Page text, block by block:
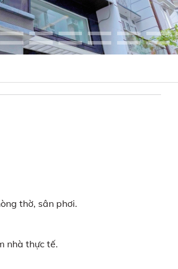
thờ, sân phơi.
nhà thực tế.